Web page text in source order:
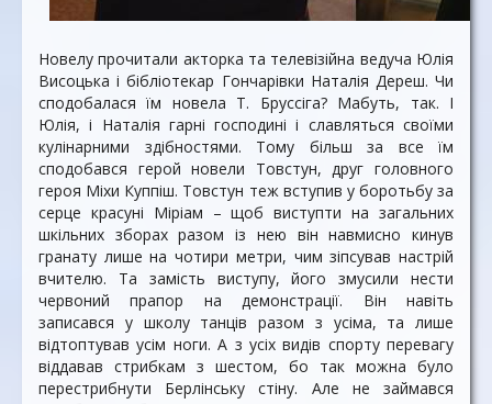
Новелу прочитали акторка та телевізійна ведуча Юлія
Висоцька і бібліотекар Гончарівки Наталія Дереш. Чи
сподобалася їм новела Т. Бруссіга? Мабуть, так. І
Юлія, і Наталія гарні господині і славляться своїми
кулінарними здібностями. Тому більш за все їм
сподобався герой новели Товстун, друг головного
героя Міхи Куппіш. Товстун теж вступив у боротьбу за
серце красуні Міріам – щоб виступти на загальних
шкільних зборах разом із нею він навмисно кинув
гранату лише на чотири метри, чим зіпсував настрій
вчителю. Та замість виступу, його змусили нести
червоний прапор на демонстрації. Він навіть
записався у школу танців разом з усіма, та лише
відтоптував усім ноги. А з усіх видів спорту перевагу
віддавав стрибкам з шестом, бо так можна було
перестрибнути Берлінську стіну. Але не займався